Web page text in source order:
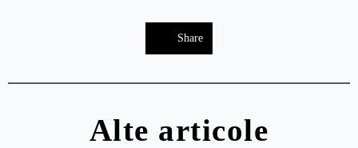
Share
Alte articole